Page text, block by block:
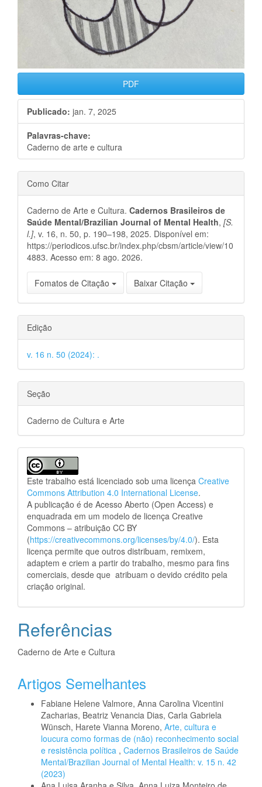
PDF
Publicado: jan. 7, 2025
Palavras-chave:
Caderno de arte e cultura
Conteúdo
do
artigo
principal
Detalhes
do
artigo
Como Citar
Caderno de Arte e Cultura. Cadernos Brasileiros de
Saúde Mental/Brazilian Journal of Mental Health, [S.
l.], v. 16, n. 50, p. 190–198, 2025. Disponível em:
https://periodicos.ufsc.br/index.php/cbsm/article/view/10
4883. Acesso em: 8 ago. 2026.
Fomatos de Citação Baixar Citação
Edição
v. 16 n. 50 (2024): .
Seção
Caderno de Cultura e Arte
Este trabalho está licenciado sob uma licença Creative
Commons Attribution 4.0 International License.
A publicação é de Acesso Aberto (Open Access) e
enquadrada em um modelo de licença Creative
Commons – atribuição CC BY
(https://creativecommons.org/licenses/by/4.0/). Esta
licença permite que outros distribuam, remixem,
adaptem e criem a partir do trabalho, mesmo para fins
comerciais, desde que atribuam o devido crédito pela
criação original.
Referências
Caderno de Arte e Cultura
Artigos Semelhantes
Fabiane Helene Valmore, Anna Carolina Vicentini
Zacharias, Beatriz Venancia Dias, Carla Gabriela
Wünsch, Harete Vianna Moreno, Arte, cultura e
loucura como formas de (não) reconhecimento social
e resistência política , Cadernos Brasileiros de Saúde
Mental/Brazilian Journal of Mental Health: v. 15 n. 42
(2023)